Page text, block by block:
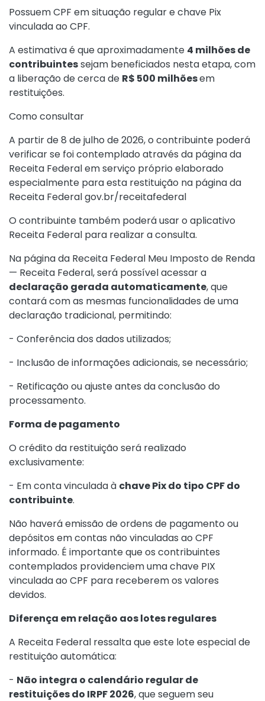
Possuem CPF em situação regular e chave Pix
vinculada ao CPF.
A estimativa é que aproximadamente 4 milhões de
contribuintessejam beneficiados nesta etapa, com
a liberação de cerca de R$ 500 milhõesem
restituições.
Como consultar
A partir de 8 de julho de 2026, o contribuinte poderá
verificar se foi contemplado através da página da
Receita Federal em serviço próprio elaborado
especialmente para esta restituição na página da
Receita Federalgov.br/receitafederal
O contribuinte também poderá usar o aplicativo
Receita Federal para realizar a consulta.
Na página da Receita Federal Meu Imposto de Renda
— Receita Federal, será possível acessar a
declaração gerada automaticamente, que
contará com as mesmas funcionalidades de uma
declaração tradicional, permitindo:
- Conferência dos dados utilizados;
- Inclusão de informações adicionais, se necessário;
- Retificação ou ajuste antes da conclusão do
processamento.
Forma de pagamento
O crédito da restituição será realizado
exclusivamente:
- Em conta vinculada à chave Pix do tipo CPF do
contribuinte.
Não haverá emissão de ordens de pagamento ou
depósitos em contas não vinculadas ao CPF
informado. É importante que os contribuintes
contemplados providenciem uma chave PIX
vinculada ao CPF para receberem os valores
devidos.
Diferença em relação aos lotes regulares
A Receita Federal ressalta que este lote especial de
restituição automática:
- Não integra o calendário regular de
restituições do IRPF 2026, que seguem seu